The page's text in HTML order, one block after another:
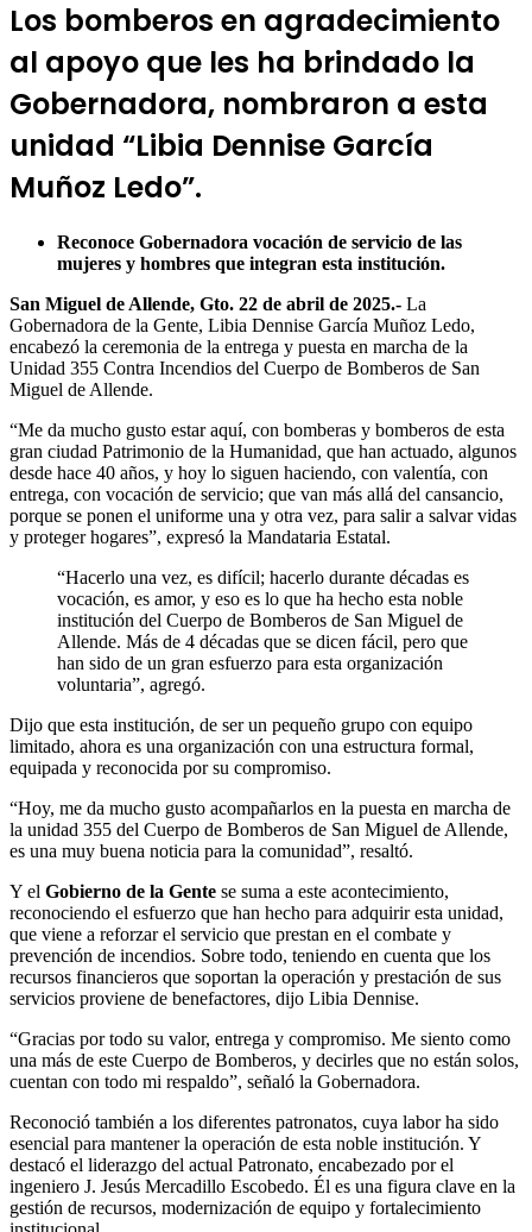
Los bomberos en agradecimiento
al apoyo que les ha brindado la
Gobernadora, nombraron a esta
unidad “Libia Dennise García
Muñoz Ledo”.
Reconoce Gobernadora vocación de servicio de las
mujeres y hombres que integran esta institución.
San Miguel de Allende, Gto. 22 de abril de 2025.- La
Gobernadora de la Gente, Libia Dennise García Muñoz Ledo,
encabezó la ceremonia de la entrega y puesta en marcha de la
Unidad 355 Contra Incendios del Cuerpo de Bomberos de San
Miguel de Allende.
“Me da mucho gusto estar aquí, con bomberas y bomberos de esta
gran ciudad Patrimonio de la Humanidad, que han actuado, algunos
desde hace 40 años, y hoy lo siguen haciendo, con valentía, con
entrega, con vocación de servicio; que van más allá del cansancio,
porque se ponen el uniforme una y otra vez, para salir a salvar vidas
y proteger hogares”, expresó la Mandataria Estatal.
“Hacerlo una vez, es difícil; hacerlo durante décadas es
vocación, es amor, y eso es lo que ha hecho esta noble
institución del Cuerpo de Bomberos de San Miguel de
Allende. Más de 4 décadas que se dicen fácil, pero que
han sido de un gran esfuerzo para esta organización
voluntaria”, agregó.
Dijo que esta institución, de ser un pequeño grupo con equipo
limitado, ahora es una organización con una estructura formal,
equipada y reconocida por su compromiso.
“Hoy, me da mucho gusto acompañarlos en la puesta en marcha de
la unidad 355 del Cuerpo de Bomberos de San Miguel de Allende,
es una muy buena noticia para la comunidad”, resaltó.
Y el Gobierno de la Gente se suma a este acontecimiento,
reconociendo el esfuerzo que han hecho para adquirir esta unidad,
que viene a reforzar el servicio que prestan en el combate y
prevención de incendios. Sobre todo, teniendo en cuenta que los
recursos financieros que soportan la operación y prestación de sus
servicios proviene de benefactores, dijo Libia Dennise.
“Gracias por todo su valor, entrega y compromiso. Me siento como
una más de este Cuerpo de Bomberos, y decirles que no están solos,
cuentan con todo mi respaldo”, señaló la Gobernadora.
Reconoció también a los diferentes patronatos, cuya labor ha sido
esencial para mantener la operación de esta noble institución. Y
destacó el liderazgo del actual Patronato, encabezado por el
ingeniero J. Jesús Mercadillo Escobedo. Él es una figura clave en la
gestión de recursos, modernización de equipo y fortalecimiento